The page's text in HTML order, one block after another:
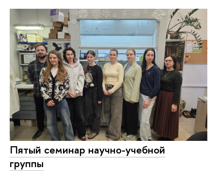
Пятый семинар научно-учебной
группы